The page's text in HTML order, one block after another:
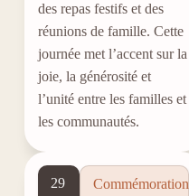
des repas festifs et des
réunions de famille. Cette
journée met l’accent sur la
joie, la générosité et
l’unité entre les familles et
les communautés.
29
Commémoration